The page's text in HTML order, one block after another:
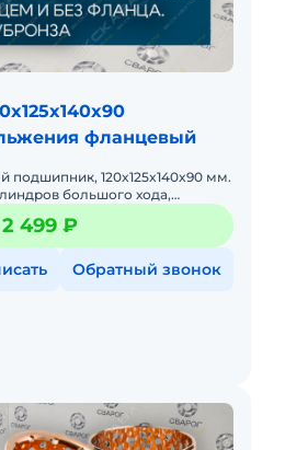
фланцевый
120x125x140x90 мм.
большого хода,
боковых нагрузок.
2 499 ₽
Обратный звонок